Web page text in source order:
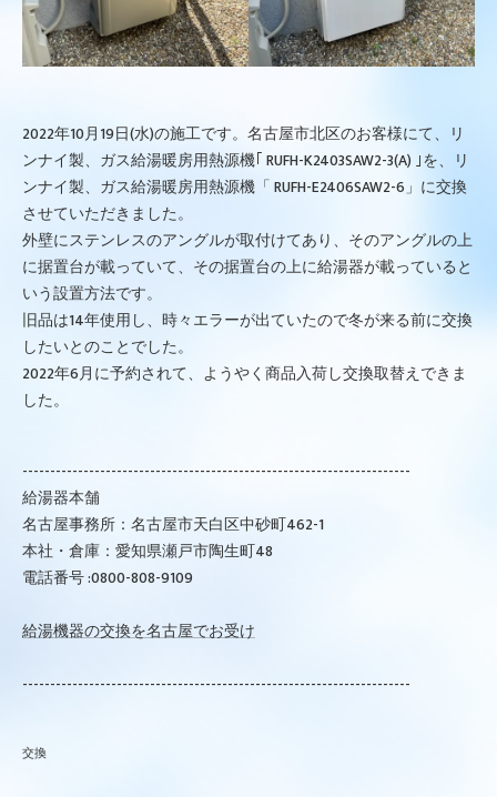
2022年10月19日(水)の施工です。名古屋市北区のお客様にて、リ
ンナイ製、ガス給湯暖房用熱源機｢ RUFH-K2403SAW2-3(A) ｣を、リ
ンナイ製、ガス給湯暖房用熱源機「 RUFH-E2406SAW2-6」に交換
させていただきました。
外壁にステンレスのアングルが取付けてあり、そのアングルの上
に据置台が載っていて、その据置台の上に給湯器が載っていると
いう設置方法です。
旧品は14年使用し、時々エラーが出ていたので冬が来る前に交換
したいとのことでした。
2022年6月に予約されて、ようやく商品入荷し交換取替えできま
した。
----------------------------------------------------------------------
給湯器本舗
名古屋事務所：名古屋市天白区中砂町462-1
本社・倉庫：愛知県瀬戸市陶生町48
電話番号 :0800-808-9109
給湯機器の交換を名古屋でお受け
----------------------------------------------------------------------
交換